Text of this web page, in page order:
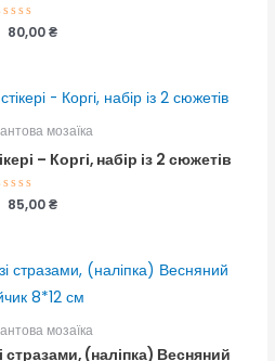
Оцінено
80,00₴
мозаїка
– Коргі, набір із 2 сюжетів
Оцінено
85,00₴
мозаїка
стразами, (наліпка) Весняний